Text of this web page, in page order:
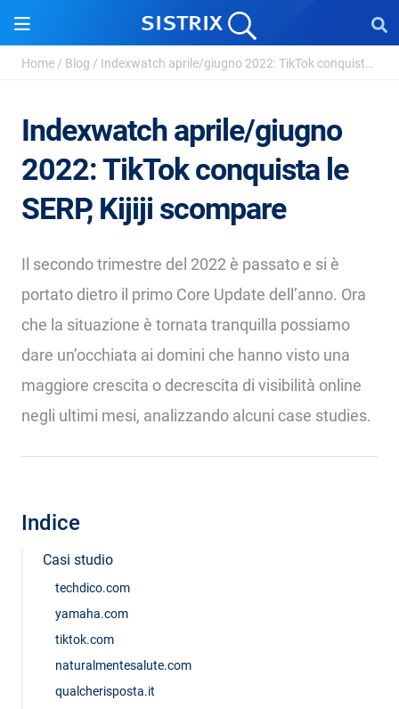
Home / Blog / Indexwatch aprile/giugno 2022: TikTok conquista le ...
Indexwatch aprile/giugno
2022: TikTok conquista le
SERP, Kijiji scompare
Il secondo trimestre del 2022 è passato e si è
portato dietro il primo Core Update dell’anno. Ora
che la situazione è tornata tranquilla possiamo
dare un’occhiata ai domini che hanno visto una
maggiore crescita o decrescita di visibilità online
negli ultimi mesi, analizzando alcuni case studies.
Indice
Casi studio
techdico.com
yamaha.com
tiktok.com
naturalmentesalute.com
qualcherisposta.it